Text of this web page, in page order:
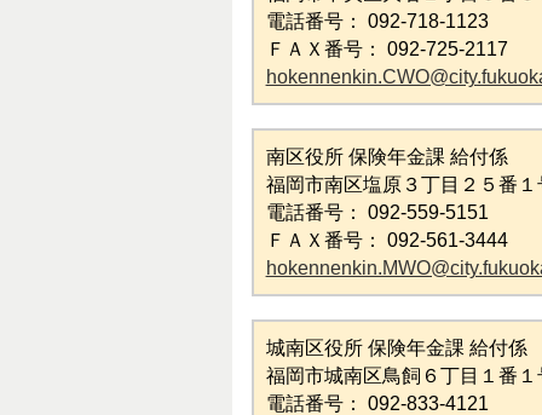
電話番号： 092-718-1123
ＦＡＸ番号： 092-725-2117
南区役所 保険年金課 給付係
福岡市南区塩原３丁目２５番１
電話番号： 092-559-5151
ＦＡＸ番号： 092-561-3444
城南区役所 保険年金課 給付係
福岡市城南区鳥飼６丁目１番１
電話番号： 092-833-4121